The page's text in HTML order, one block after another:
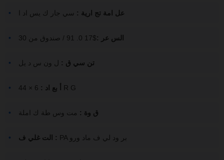
عل امة تج ارية : سي جار ك يس اد ا
الس عر :$17 0. 91 / صندوق من 30
تن سي ق : ل ون س د يل
أ بع اد : 6 × 44 R G
ق وة : مت وس طة ك املة
الت غلي ف : PA بر ود لي ف ماد ورو